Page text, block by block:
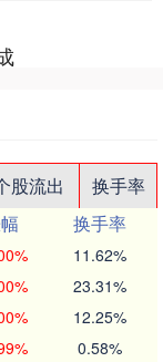
股流出
换手率
换手率
11.62%
23.31%
12.25%
0.58%